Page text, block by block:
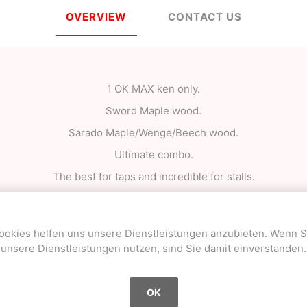
OVERVIEW CONTACT US
1 OK MAX ken only.
Sword Maple wood.
Sarado Maple/Wenge/Beech wood.
Ultimate combo.
The best for taps and incredible for stalls.
Beliebte Begriffe
helfen uns unsere Dienstleistungen anzubieten. Wenn
unsere Dienstleistungen nutzen, sind Sie damit einverstanden.
OK